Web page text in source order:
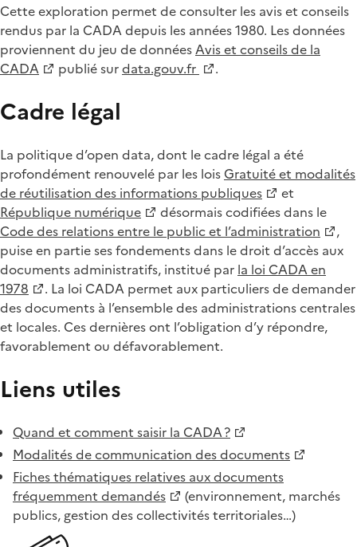
Cette exploration permet de consulter les avis et conseils
rendus par la CADA depuis les années 1980. Les données
proviennent du jeu de donnéesAvis et conseils de la
CADA
publié surdata.gouv.fr .
Cadre légal
La politique d’open data, dont le cadre légal a été
profondément renouvelé par les loisGratuité et modalités
de réutilisation des informations publiques
et
République numérique
désormais codifiées dans le
Code des relations entre le public et l’administration
,
puise en partie ses fondements dans le droit d’accès aux
documents administratifs, institué par la loi CADA en
1978
. La loi CADA permet aux particuliers de demander
des documents à l’ensemble des administrations centrales
et locales. Ces dernières ont l’obligation d’y répondre,
favorablement ou défavorablement.
Liens utiles
Quand et comment saisir la CADA ?
Modalités de communication des documents
Fiches thématiques relatives aux documents
fréquemment demandés
(environnement, marchés
publics, gestion des collectivités territoriales…)